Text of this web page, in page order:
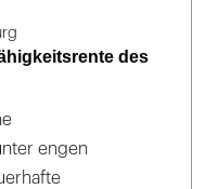
des
engen